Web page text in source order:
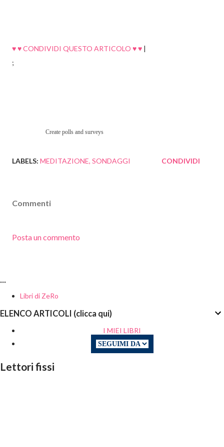
♥ ♥ CONDIVIDI QUESTO ARTICOLO ♥ ♥ |
;
Create polls and surveys
LABELS: MEDITAZIONE SONDAGGI CONDIVIDI
Commenti
Posta un commento
...
Libri di ZeRo
ELENCO ARTICOLI (clicca qui)
I MIEI LIBRI
Lettori fissi